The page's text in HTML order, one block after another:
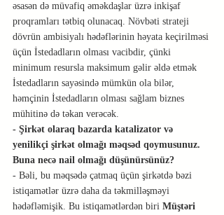
əsasən də müvafiq əməkdaşlar üzrə inkişaf
proqramları tətbiq olunacaq. Növbəti strateji
dövrün ambisiyalı hədəflərinin həyata keçirilməsi
üçün İstedadların olması vacibdir, çünki
minimum resursla maksimum gəlir əldə etmək
İstedadların sayəsində mümkün ola bilər,
həmçinin İstedadların olması sağlam biznes
mühitinə də təkan verəcək.
- Şirkət olaraq bazarda katalizator və
yenilikçi şirkət olmağı məqsəd qoymusunuz.
Buna necə nail olmağı düşünürsünüz?
- Bəli, bu məqsədə çatmaq üçün şirkətdə bəzi
istiqamətlər üzrə daha da təkmilləşməyi
hədəfləmişik. Bu istiqamətlərdən biri Müştəri